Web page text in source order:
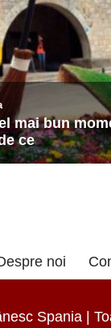
noi
Spania |